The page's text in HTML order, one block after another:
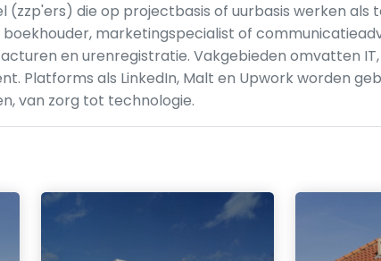
die op projectbasis of uurbasis werken als
marketingspecialist of
en urenregistratie. Vakgebieden omvatten
Platforms als LinkedIn, Malt en Upwork worden
van zorg tot technologie.